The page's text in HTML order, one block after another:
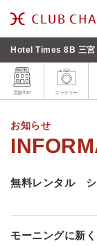
Hotel Times 8B 三宮
店舗TOP ギャラリー
お知らせ
無料レンタル シ
モーニングに新